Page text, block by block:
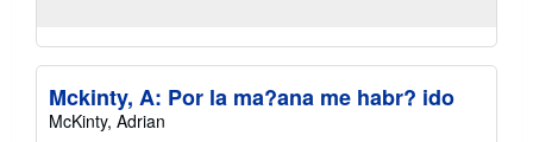
Mckinty, A: Por la ma?ana me habr? ido
McKinty, Adrian